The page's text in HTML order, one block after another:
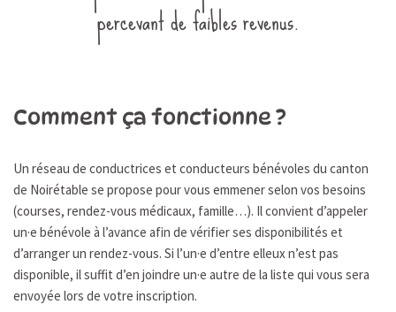
percevant de faibles revenus.
Comment ça fonctionne ?
Un réseau de conductrices et conducteurs bénévoles du canton
de Noirétable se propose pour vous emmener selon vos besoins
(courses, rendez-vous médicaux, famille…). Il convient d’appeler
un·e bénévole à l’avance afin de vérifier ses disponibilités et
d’arranger un rendez-vous. Si l’un·e d’entre elleux n’est pas
disponible, il suffit d’en joindre un·e autre de la liste qui vous sera
envoyée lors de votre inscription.